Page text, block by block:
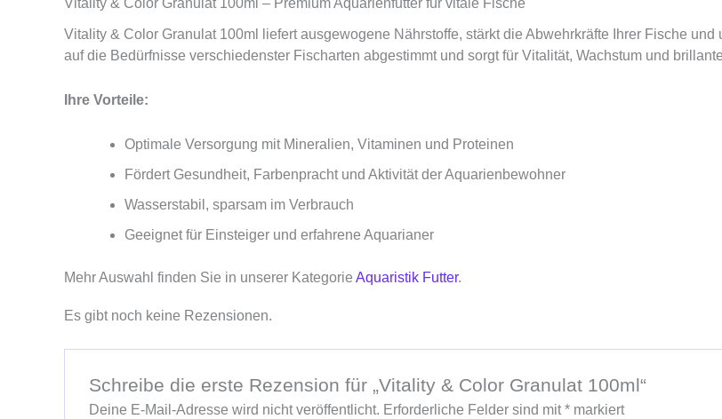
Vitality & Color Granulat 100ml – Premium Aquarienfutter für vitale Fische
Vitality & Color Granulat 100ml liefert ausgewogene Nährstoffe, stärkt die Abwehrkräfte Ihrer Fische
auf die Bedürfnisse verschiedenster Fischarten abgestimmt und sorgt für Vitalität, Wachstum und
Ihre Vorteile:
Optimale Versorgung mit Mineralien, Vitaminen und Proteinen
Fördert Gesundheit, Farbenpracht und Aktivität der Aquarienbewohner
Wasserstabil, sparsam im Verbrauch
Geeignet für Einsteiger und erfahrene Aquarianer
Mehr Auswahl finden Sie in unserer Kategorie Aquaristik Futter.
Es gibt noch keine Rezensionen.
Schreibe die erste Rezension für „Vitality & Color Granulat 100ml“
Deine E-Mail-Adresse wird nicht veröffentlicht. Erforderliche Felder sind mit*markiert